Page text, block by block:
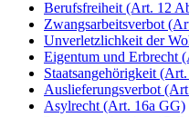
Berufsfreiheit (Art. 12
Zwangsarbeitsverbot
Unverletzlichkeit der
Eigentum und Erbrecht
Staatsangehörigkeit
Auslieferungsverbot
Asylrecht (Art. 16a GG)